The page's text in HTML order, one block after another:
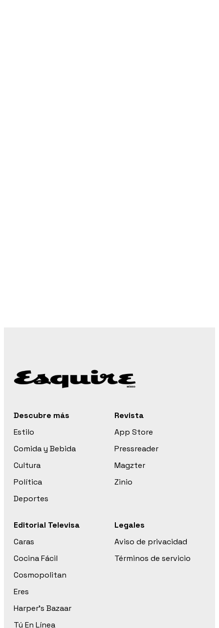
Descubre más
Estilo
Comida y Bebida
Cultura
Política
Deportes
Revista
App Store
Pressreader
Magzter
Zinio
Editorial Televisa
Caras
Cocina Fácil
Cosmopolitan
Eres
Harper’s Bazaar
Tú En Línea
Legales
Aviso de privacidad
Términos de servicio